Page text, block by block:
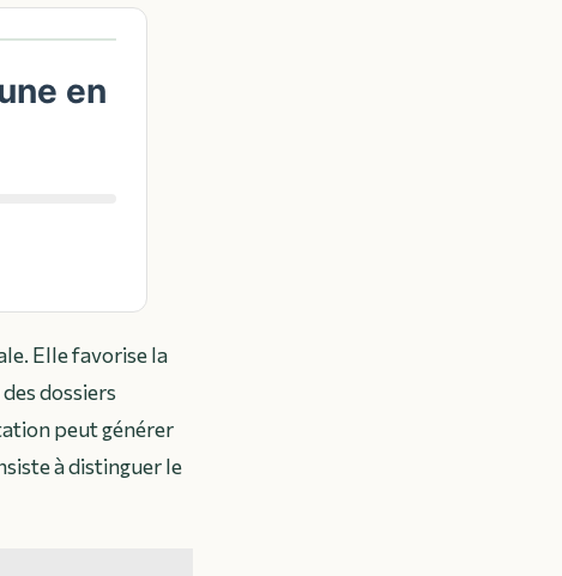
en
Elle favorise la
dossiers
peut générer
à distinguer le